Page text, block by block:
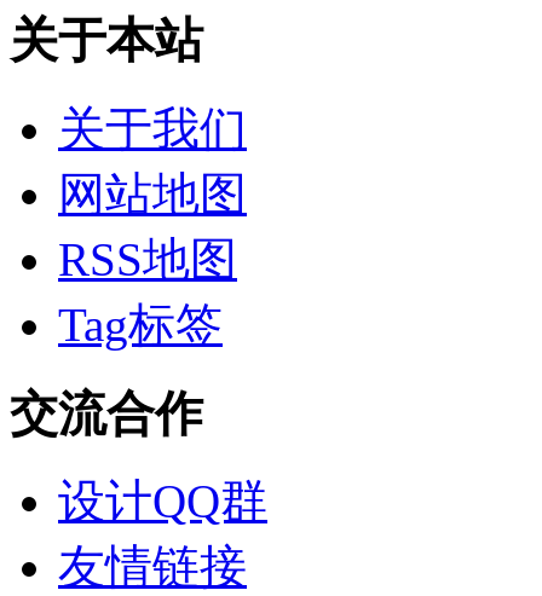
关于本站
关于我们
网站地图
RSS地图
Tag标签
交流合作
设计QQ群
友情链接